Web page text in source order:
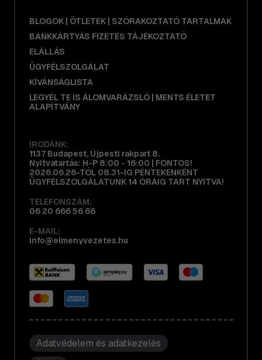
BLOGOK | ÖTLETEK | SZÓRAKOZTATÓ TARTALMAK
BANKKÁRTYÁS FIZETÉS TÁJÉKOZTATÓ
ELÁLLÁS
ÜGYFÉLSZOLGÁLAT
KÍVÁNSÁGLISTA
LEGYÉL TE IS ÁLOMVARÁZSLÓ | MENTS ÉLETET
ALAPÍTVÁNY
IRODÁNK:
1137 Budapest, Újpesti rakpart 8.
Nyitvatartás: H-P 8:00 - 16:00 | FONTOS!
2026.06.26-TÓL 08.31-IG PÉNTEKENKÉNT
ÜGYFÉLSZOLGÁLATUNK 14 ÓRÁIG TART NYITVA!
TELEFONSZÁM:
06 20 666 56 66
E-MAIL:
info@elmenyvezetes.hu
Adatvédelem és adatkezelés